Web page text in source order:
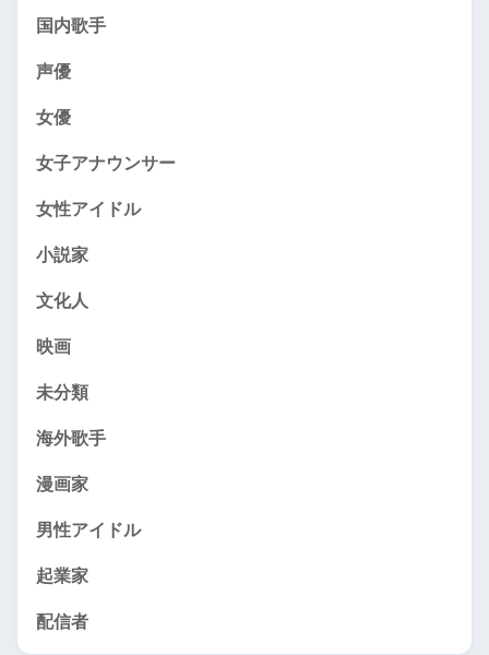
国内歌手
声優
女優
女子アナウンサー
女性アイドル
小説家
文化人
映画
未分類
海外歌手
漫画家
男性アイドル
起業家
配信者